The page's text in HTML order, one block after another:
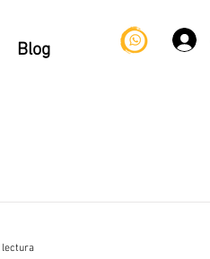
Blog
lectura